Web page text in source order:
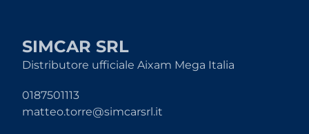
SIMCAR SRL
Distributore ufficiale Aixam Mega Italia
0187501113
matteo.torre@simcarsrl.it